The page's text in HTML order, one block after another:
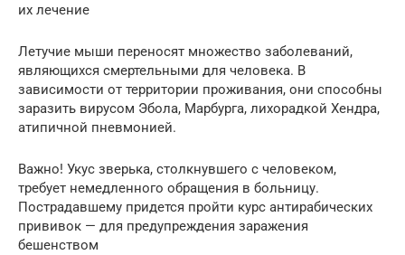
их лечение
Летучие мыши переносят множество заболеваний,
являющихся смертельными для человека. В
зависимости от территории проживания, они способны
заразить вирусом Эбола, Марбурга, лихорадкой Хендра,
атипичной пневмонией.
Важно! Укус зверька, столкнувшего с человеком,
требует немедленного обращения в больницу.
Пострадавшему придется пройти курс антирабических
прививок — для предупреждения заражения
бешенством